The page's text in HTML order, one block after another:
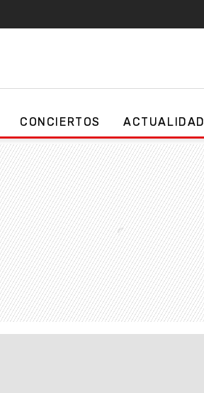
CONCIERTOS ACTUALIDAD